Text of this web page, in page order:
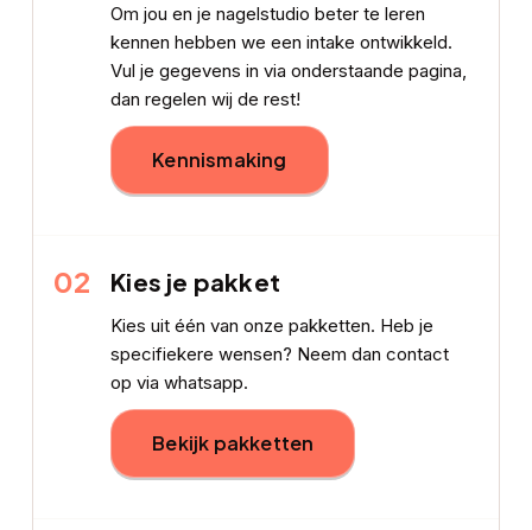
Om jou en je nagelstudio beter te leren
kennen hebben we een intake ontwikkeld.
Vul je gegevens in via onderstaande pagina,
dan regelen wij de rest!
Kennismaking
02 Kies je pakket
Kies uit één van onze pakketten. Heb je
specifiekere wensen? Neem dan contact
op via whatsapp.
Bekijk pakketten